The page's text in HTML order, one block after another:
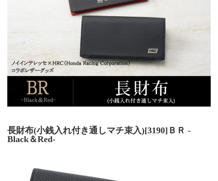
長財布(小銭入れ付き通しマチ束入)[3190]ＢＲ -
Black＆Red-